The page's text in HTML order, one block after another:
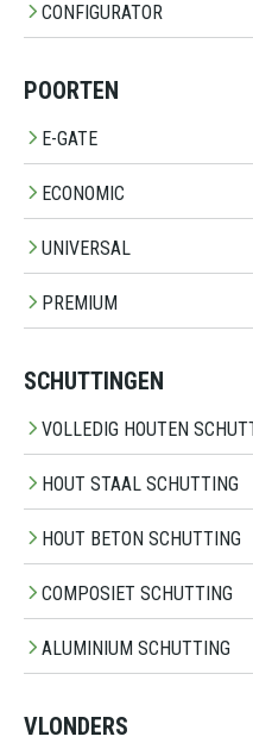
CONFIGURATOR
POORTEN
E-GATE
ECONOMIC
UNIVERSAL
PREMIUM
SCHUTTINGEN
VOLLEDIG HOUTEN
HOUT STAAL SCHUTTING
HOUT BETON SCHUTTING
COMPOSIET SCHUTTING
ALUMINIUM SCHUTTING
VLONDERS